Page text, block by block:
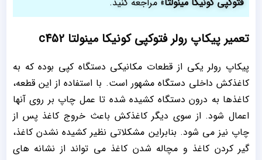
تعمیر پیکاپ رولر فتوکپی کونیکا مینولتا c452
پیکاپ رولر یکی از قطعات مکانیکی دستگاه کپی بوده که به
کاغذکش داخلی دستگاه مشهور است. با استفاده از این قطعه،
کاغذها به درون دستگاه کشیده شده تا عمل چاپ بر روی آنها
اعمال شود. از سوی دیگر کاغذکش باعث خروج کاغذ پس از
چاپ نیز می شود. بنابراین مشکلاتی نظیر کشیده نشدن کاغذ،
گیر کردن کاغذ و مچاله شدن کاغذ می تواند از نشانه های